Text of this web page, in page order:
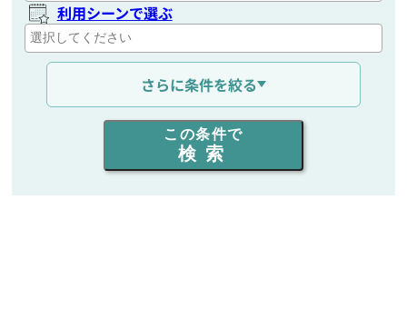
利用シーンで選ぶ
通信距離を選ぶ
出力を選ぶ
同時通話人数を選ぶ
さらに条件を絞る
この条件で
検索